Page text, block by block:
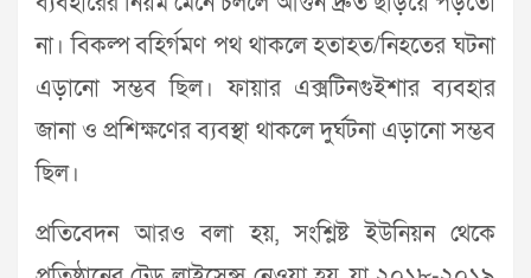
না। বিকল্প বহির্গমণ পথ থাকলে হতাহত/নিহতের ঘটনা
এড়ানো সম্ভব ছিল। ফায়ার এক্সটিনগুইশার ব্যবহার
জানা ও প্রশিক্ষণের ব্যবস্থা থাকলে দুর্ঘটনা এড়ানো সম্ভব
ছিল।
প্রতিবেদন আরও বলা হয়, সংশ্লিষ্ট ইউনিয়ন থেকে